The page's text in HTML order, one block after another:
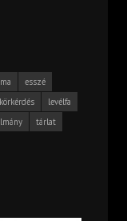
esszé
körkérdés
levélfa
tárlat